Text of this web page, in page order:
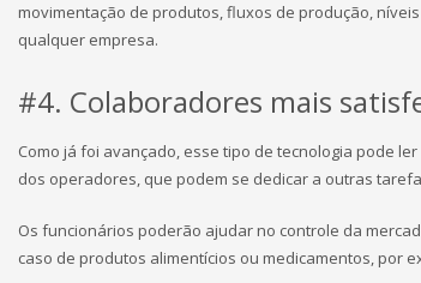
movimentação de produtos, fluxos de produção,
qualquer empresa.
#4. Colaboradores mais
Como já foi avançado, esse tipo de tecnologia pode
dos operadores, que podem se dedicar a outras
Os funcionários poderão ajudar no controle da
caso de produtos alimentícios ou medicamentos, por